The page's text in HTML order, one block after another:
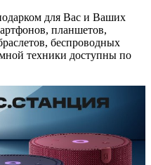
для Вас и Ваших
планшетов,
беспроводных
техники доступны по